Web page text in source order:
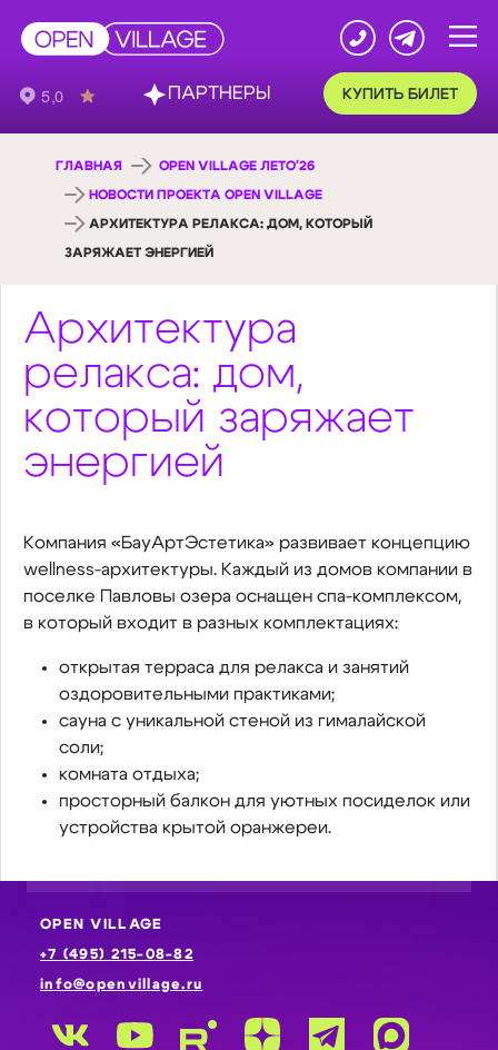
КУПИТЬ БИЛЕТ
ГЛАВНАЯ OPEN VILLAGE ЛЕТО'26
НОВОСТИ ПРОЕКТА OPEN VILLAGE
АРХИТЕКТУРА РЕЛАКСА: ДОМ, КОТОРЫЙ
ЗАРЯЖАЕТ ЭНЕРГИЕЙ
Архитектура
релакса: дом,
который заряжает
энергией
Компания «БауАртЭстетика» развивает концепцию
wellness-архитектуры. Каждый из домов компании в
поселке Павловы озера оснащен спа-комплексом,
в который входит в разных комплектациях:
открытая терраса для релакса и занятий
оздоровительными практиками;
сауна с уникальной стеной из гималайской
соли;
комната отдыха;
просторный балкон для уютных посиделок или
устройства крытой оранжереи.
OPEN VILLAGE
+7 (495) 215-08-82
info@openvillage.ru